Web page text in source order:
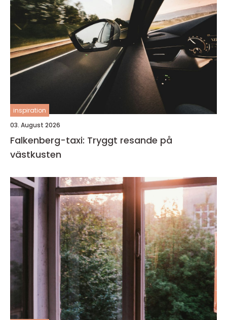
inspiration
03. August 2026
Falkenberg-taxi: Tryggt resande på
västkusten